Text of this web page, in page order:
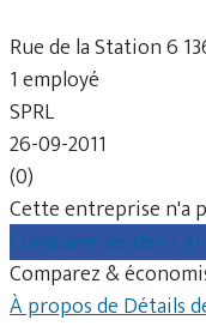
Rue de la Station 6
1 employé
SPRL
26-09-2011
(0)
Cette entreprise n'a
Comparer les devis
Comparez &
À propos deDétails